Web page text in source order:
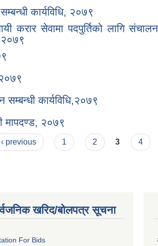
कार्यविधि, २०७९
करार सेवामा पदपुर्तिको लागि संचालन
२०७९
कार्यविधि,२०७९
मापदण्ड, २०७९
‹ previous 1 2 3 4
खरिद/बोलपत्र सूचना
For Bids